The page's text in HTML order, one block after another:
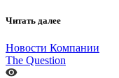
Читать далее
Новости Компании
The Question